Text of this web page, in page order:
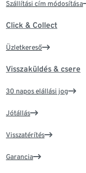
Szállítási cím módosítása
Click & Collect
Üzletkereső
Visszaküldés & csere
30 napos elállási jog
Jótállás
Visszatérítés
Garancia